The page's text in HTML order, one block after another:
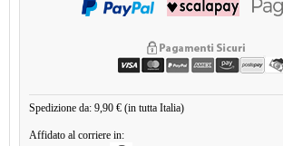
Spedizione da: 9,90 € (in tutta Italia)
Affidato al corriere in: